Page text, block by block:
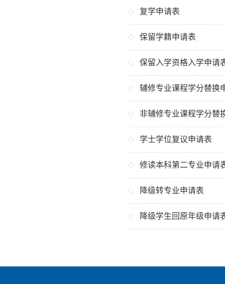
复学申请表
保留学籍申请表
保留入学资格入学申请
辅修专业课程学分替换
非辅修专业课程学分替
学士学位复议申请表
修读本科第二专业申请
降级转专业申请表
降级学生回原年级申请